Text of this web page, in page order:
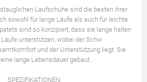
Laufschuhe sind die besten ihrer
sowohl für lange Läufe als auch für leichte
sind so konzipiert, dass sie lange halten
unterstützen, wobei der Schw
und der Unterstützung liegt. Sie
lange Lebensdauer gebaut.
SPEZIFIKATIONEN: